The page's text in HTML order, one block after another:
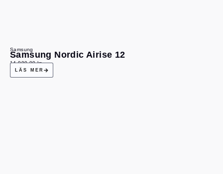
Samsung
Samsung Nordic Airise 12
14 990,00kr
LÄS MER